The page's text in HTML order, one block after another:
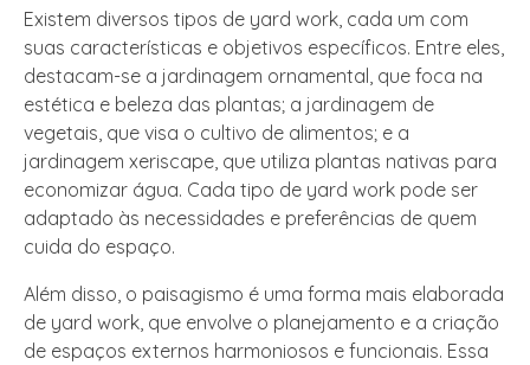
Existem diversos tipos de yard work, cada um com
suas características e objetivos específicos. Entre eles,
destacam-se a jardinagem ornamental, que foca na
estética e beleza das plantas; a jardinagem de
vegetais, que visa o cultivo de alimentos; e a
jardinagem xeriscape, que utiliza plantas nativas para
economizar água. Cada tipo de yard work pode ser
adaptado às necessidades e preferências de quem
cuida do espaço.
Além disso, o paisagismo é uma forma mais elaborada
de yard work, que envolve o planejamento e a criação
de espaços externos harmoniosos e funcionais. Essa